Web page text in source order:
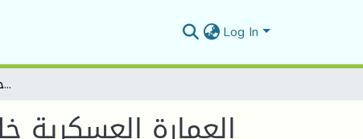
Log In
العمارة العسكرية خلال عهدي المرابطين والموحدين القرن(5-7هـ/11-13م)